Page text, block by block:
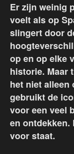
Er zijn weinig
voelt als op
slingert door
op en op elke
historie. Maar
het niet alleen
gebruikt de
voor een veel
en ontdekken.
voor staat.